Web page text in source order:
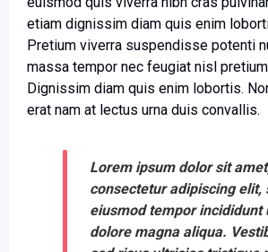
etiam dignissim diam quis enim
Pretium viverra suspendisse potenti
massa tempor nec feugiat nisl
Dignissim diam quis enim lobortis.
erat nam at lectus urna duis convallis.
Lorem ipsum dolor sit
consectetur adipiscing elit,
eiusmod tempor incididunt
dolore magna aliqua.